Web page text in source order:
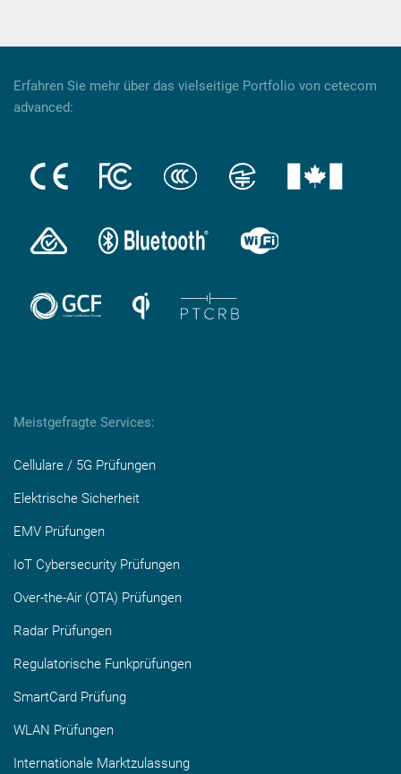
Erfahren Sie mehr über das vielseitige Portfolio von cetecom
advanced:
Meistgefragte Services:
Cellulare / 5G Prüfungen
Elektrische Sicherheit
EMV Prüfungen
IoT Cybersecurity Prüfungen
Over-the-Air (OTA) Prüfungen
Radar Prüfungen
Regulatorische Funkprüfungen
SmartCard Prüfung
WLAN Prüfungen
Internationale Marktzulassung